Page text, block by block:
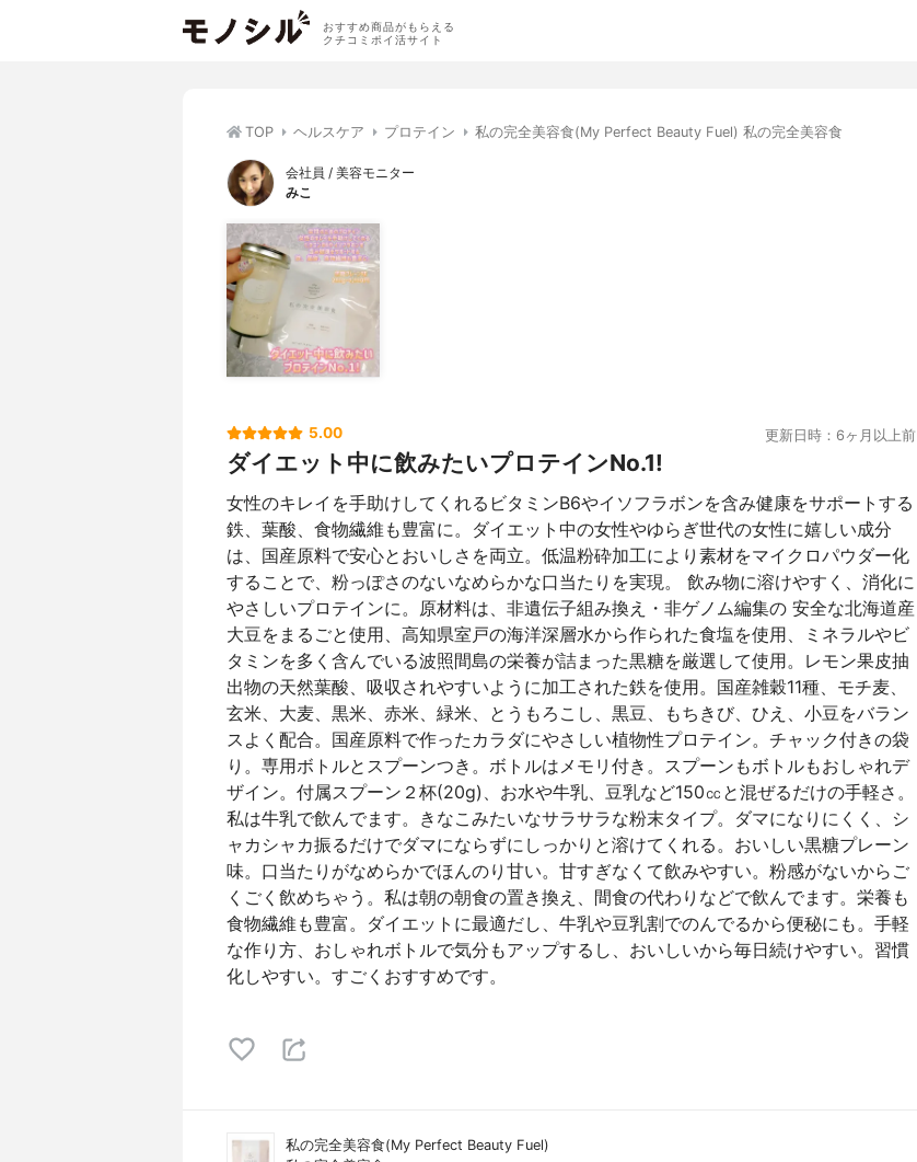
おすすめ商品がもらえる
クチコミポイ活サイト
TOP ヘルスケア プロテイン 私の完全美容食(My Perfect Beauty Fuel) 私の完全美容食
会社員 / 美容モニター
みこ
5.00 更新日時：6ヶ月以上前
ダイエット中に飲みたいプロテインNo.1!
女性のキレイを手助けしてくれるビタミンB6やイソフラボンを含み健康をサポートする
鉄、葉酸、食物繊維も豊富に。ダイエット中の女性やゆらぎ世代の女性に嬉しい成分
は、国産原料で安心とおいしさを両立。低温粉砕加工により素材をマイクロパウダー化
することで、粉っぽさのないなめらかな口当たりを実現。 飲み物に溶けやすく、消化に
やさしいプロテインに。原材料は、非遺伝子組み換え・非ゲノム編集の 安全な北海道産
大豆をまるごと使用、高知県室戸の海洋深層水から作られた食塩を使用、ミネラルやビ
タミンを多く含んでいる波照間島の栄養が詰まった黒糖を厳選して使用。レモン果皮抽
出物の天然葉酸、吸収されやすいように加工された鉄を使用。国産雑穀11種、モチ麦、
玄米、大麦、黒米、赤米、緑米、とうもろこし、黒豆、もちきび、ひえ、小豆をバラン
スよく配合。国産原料で作ったカラダにやさしい植物性プロテイン。チャック付きの袋
り。専用ボトルとスプーンつき。ボトルはメモリ付き。スプーンもボトルもおしゃれデ
ザイン。付属スプーン２杯(20g)、お水や牛乳、豆乳など150㏄と混ぜるだけの手軽さ。
私は牛乳で飲んでます。きなこみたいなサラサラな粉末タイプ。ダマになりにくく、シ
ャカシャカ振るだけでダマにならずにしっかりと溶けてくれる。おいしい黒糖プレーン
味。口当たりがなめらかでほんのり甘い。甘すぎなくて飲みやすい。粉感がないからご
くごく飲めちゃう。私は朝の朝食の置き換え、間食の代わりなどで飲んでます。栄養も
食物繊維も豊富。ダイエットに最適だし、牛乳や豆乳割でのんでるから便秘にも。手軽
な作り方、おしゃれボトルで気分もアップするし、おいしいから毎日続けやすい。習慣
化しやすい。すごくおすすめです。
私の完全美容食(My Perfect Beauty Fuel)